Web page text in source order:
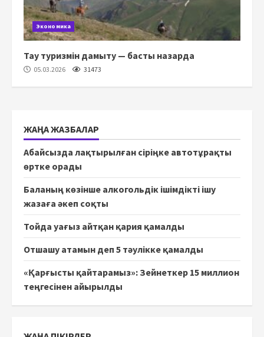
Экономика
Тау туризмін дамыту — басты назарда
05.03.2026 31473
ЖАҢА ЖАЗБАЛАР
Абайсызда лақтырылған сіріңке автотұрақты
өртке орады
Баланың көзінше алкогольдік ішімдікті ішу
жазаға әкеп соқты
Тойда уағыз айтқан қария қамалды
Отшашу атамын деп 5 тәулікке қамалды
«Қарғысты қайтарамыз»: Зейнеткер 15 миллион
теңгесінен айырылды